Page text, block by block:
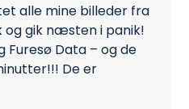
alle mine billeder fra
og gik næsten i panik!
Furesø Data – og de
De er